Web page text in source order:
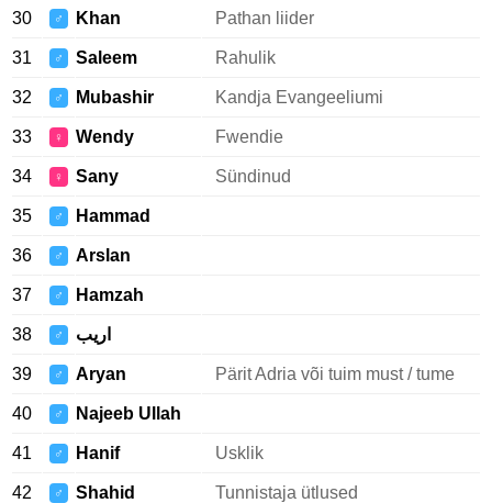
30 ♂ Khan Pathan liider
31 ♂ Saleem Rahulik
32 ♂ Mubashir Kandja Evangeeliumi
33 ♀ Wendy Fwendie
34 ♀ Sany Sündinud
35 ♂ Hammad
36 ♂ Arslan
37 ♂ Hamzah
38 ♂ اريب
39 ♂ Aryan Pärit Adria või tuim must / tume
40 ♂ Najeeb Ullah
41 ♂ Hanif Usklik
42 ♂ Shahid Tunnistaja ütlused